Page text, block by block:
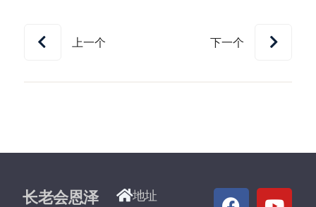
上一个 下一个
长老会恩泽
地址